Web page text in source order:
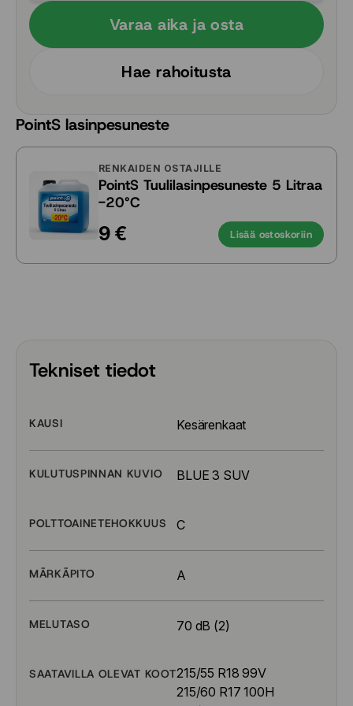
Varaa aika ja osta
Hae rahoitusta
PointS lasinpesuneste
RENKAIDEN OSTAJILLE
PointS Tuulilasinpesuneste 5 Litraa
-20°C
9 € Lisää ostoskoriin
Tekniset tiedot
KAUSI Kesärenkaat
KULUTUSPINNAN KUVIO BLUE 3 SUV
POLTTOAINETEHOKKUUS C
MÄRKÄPITO A
MELUTASO 70 dB (2)
SAATAVILLA OLEVAT KOOT215/55 R18 99V
215/60 R17 100H